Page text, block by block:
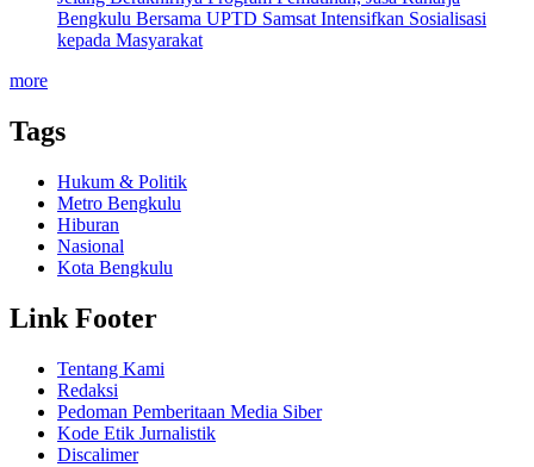
Bengkulu Bersama UPTD Samsat Intensifkan Sosialisasi
kepada Masyarakat
more
Tags
Hukum & Politik
Metro Bengkulu
Hiburan
Nasional
Kota Bengkulu
Link Footer
Tentang Kami
Redaksi
Pedoman Pemberitaan Media Siber
Kode Etik Jurnalistik
Discalimer